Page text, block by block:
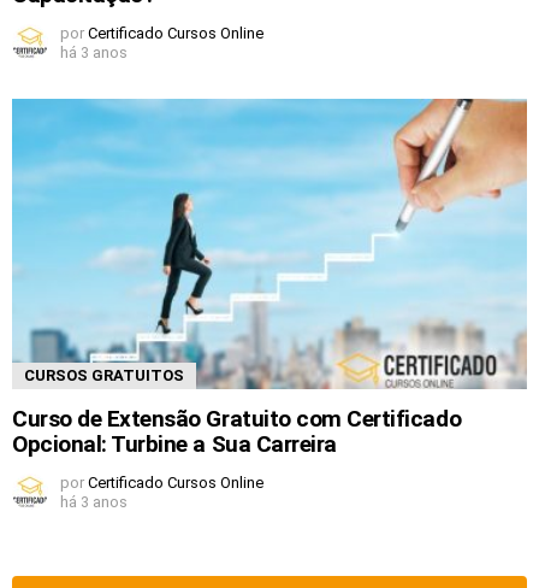
por Certificado Cursos Online
há 3 anos
CURSOS GRATUITOS
Curso de Extensão Gratuito com Certificado
Opcional: Turbine a Sua Carreira
por Certificado Cursos Online
há 3 anos